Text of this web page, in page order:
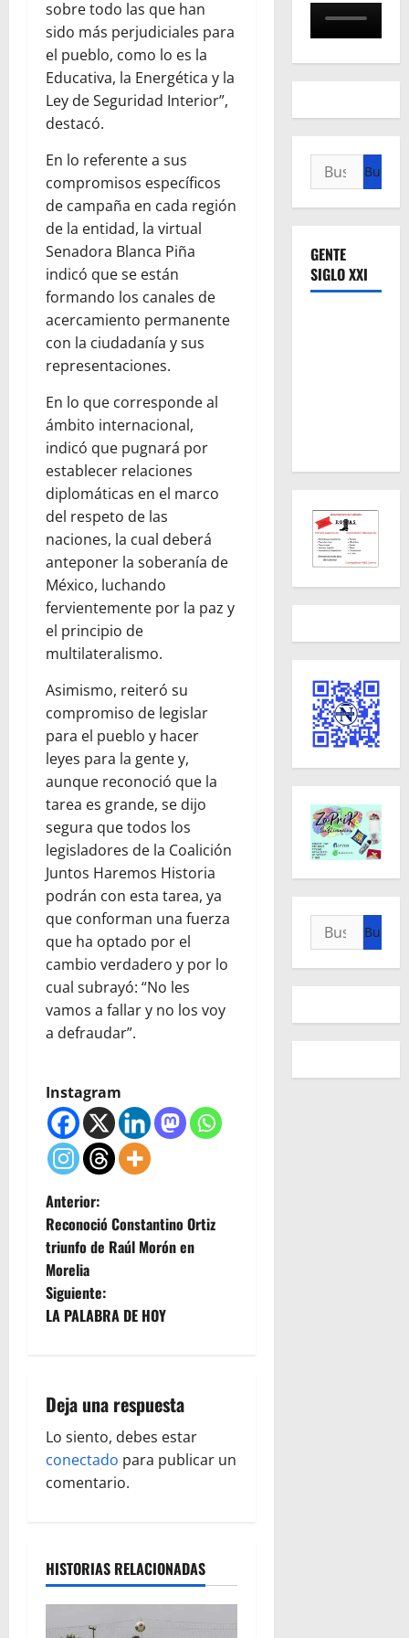
sobre todo las que han
sido más perjudiciales para
el pueblo, como lo es la
Educativa, la Energética y la
Ley de Seguridad Interior”,
destacó.
En lo referente a sus
compromisos específicos
de campaña en cada región
de la entidad, la virtual
Senadora Blanca Piña
indicó que se están
formando los canales de
acercamiento permanente
con la ciudadanía y sus
representaciones.
En lo que corresponde al
ámbito internacional,
indicó que pugnará por
establecer relaciones
diplomáticas en el marco
del respeto de las
naciones, la cual deberá
anteponer la soberanía de
México, luchando
fervientemente por la paz y
el principio de
multilateralismo.
Asimismo, reiteró su
compromiso de legislar
para el pueblo y hacer
leyes para la gente y,
aunque reconoció que la
tarea es grande, se dijo
segura que todos los
legisladores de la Coalición
Juntos Haremos Historia
podrán con esta tarea, ya
que conforman una fuerza
que ha optado por el
cambio verdadero y por lo
cual subrayó: “No les
vamos a fallar y no los voy
a defraudar”.
Instagram
N
a
v
e
a
c
i
n
d
Anterior:
Reconoció Constantino Ortiz
triunfo de Raúl Morón en
Morelia
Siguiente:
LA PALABRA DE HOY
Deja una respuesta
Lo siento, debes estar
conectado para publicar un
comentario.
HISTORIAS RELACIONADAS
Buscar:
GENTE
SIGLO XXI
Buscar: